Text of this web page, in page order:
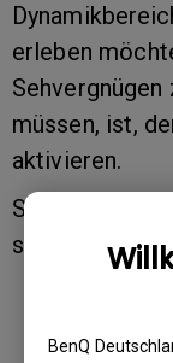
BenQ
erleben
müssen, ist,
aktivieren.
Sobald der
schaltet er